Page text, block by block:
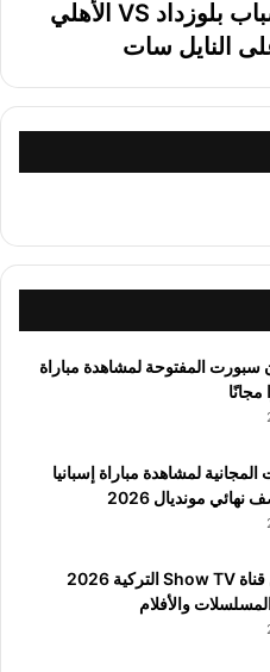
قناة مجانية تنقل مباراة شباب بلوزداد VS الأهلي
النايل سات
سبورت المفتوحة لمشاهدة مباراة
مجانًا
لمشاهدة مباراة إسبانيا
مونديال 2026
بيانات استقبال قناة Show TV التركية 2026
والأفلام